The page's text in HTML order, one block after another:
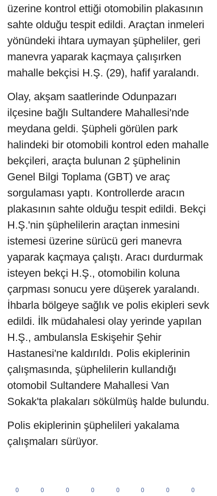
üzerine kontrol ettiği otomobilin plakasının
sahte olduğu tespit edildi. Araçtan inmeleri
yönündeki ihtara uymayan şüpheliler, geri
manevra yaparak kaçmaya çalışırken
mahalle bekçisi H.Ş. (29), hafif yaralandı.
Olay, akşam saatlerinde Odunpazarı
ilçesine bağlı Sultandere Mahallesi'nde
meydana geldi. Şüpheli görülen park
halindeki bir otomobili kontrol eden mahalle
bekçileri, araçta bulunan 2 şüphelinin
Genel Bilgi Toplama (GBT) ve araç
sorgulaması yaptı. Kontrollerde aracın
plakasının sahte olduğu tespit edildi. Bekçi
H.Ş.'nin şüphelilerin araçtan inmesini
istemesi üzerine sürücü geri manevra
yaparak kaçmaya çalıştı. Aracı durdurmak
isteyen bekçi H.Ş., otomobilin koluna
çarpması sonucu yere düşerek yaralandı.
İhbarla bölgeye sağlık ve polis ekipleri sevk
edildi. İlk müdahalesi olay yerinde yapılan
H.Ş., ambulansla Eskişehir Şehir
Hastanesi'ne kaldırıldı. Polis ekiplerinin
çalışmasında, şüphelilerin kullandığı
otomobil Sultandere Mahallesi Van
Sokak'ta plakaları sökülmüş halde bulundu.
Polis ekiplerinin şüphelileri yakalama
çalışmaları sürüyor.